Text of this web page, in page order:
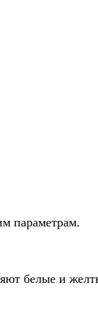
параметрам.
белые и